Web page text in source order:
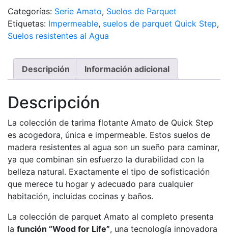
Categorías: Serie Amato, Suelos de Parquet
Etiquetas: Impermeable, suelos de parquet Quick Step,
Suelos resistentes al Agua
Descripción Información adicional
Descripción
La colección de tarima flotante Amato de Quick Step
es acogedora, única e impermeable. Estos suelos de
madera resistentes al agua son un sueño para caminar,
ya que combinan sin esfuerzo la durabilidad con la
belleza natural. Exactamente el tipo de sofisticación
que merece tu hogar y adecuado para cualquier
habitación, incluidas cocinas y baños.
La colección de parquet Amato al completo presenta
la función “Wood for Life”, una tecnología innovadora